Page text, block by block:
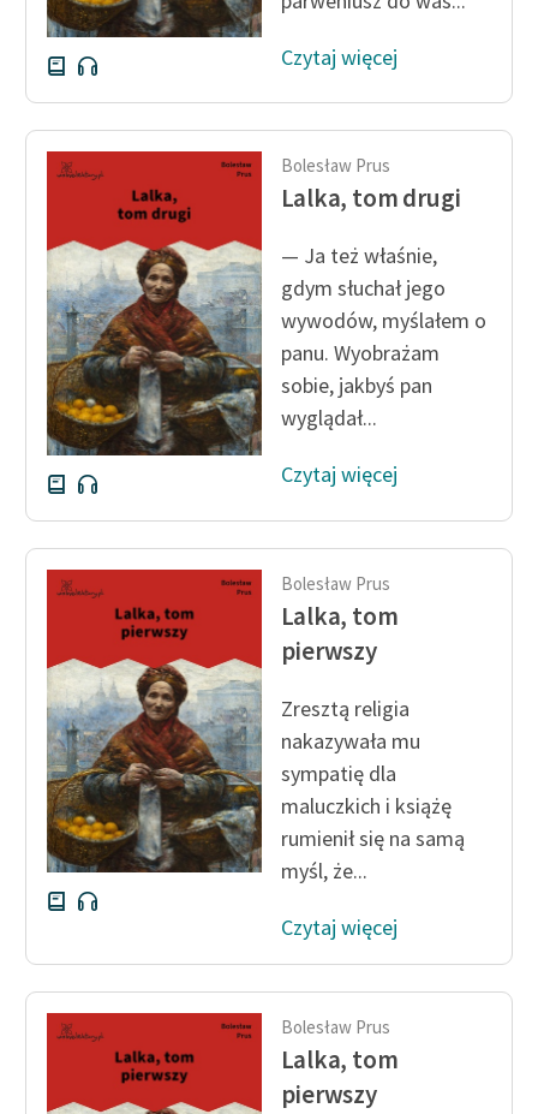
Czytaj więcej
Bolesław Prus
Lalka, tom drugi
— Ja też właśnie,
gdym słuchał jego
wywodów, myślałem o
panu. Wyobrażam
sobie, jakbyś pan
wyglądał...
Czytaj więcej
Bolesław Prus
Lalka, tom
pierwszy
Zresztą religia
nakazywała mu
sympatię dla
maluczkich i książę
rumienił się na samą
myśl, że...
Czytaj więcej
Bolesław Prus
Lalka, tom
pierwszy